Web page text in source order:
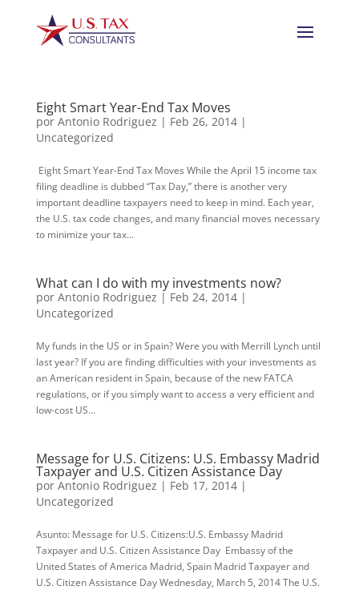
Eight Smart Year-End Tax Moves
por Antonio Rodriguez | Feb 26, 2014|
Uncategorized
Eight Smart Year-End Tax Moves While the April 15 income tax
filing deadline is dubbed “Tax Day,” there is another very
important deadline taxpayers need to keep in mind. Each year,
the U.S. tax code changes, and many financial moves necessary
to minimize your tax...
What can I do with my investments now?
por Antonio Rodriguez | Feb 24, 2014|
Uncategorized
My funds in the US or in Spain? Were you with Merrill Lynch until
last year? If you are finding difficulties with your investments as
an American resident in Spain, because of the new FATCA
regulations, or if you simply want to access a very efficient and
low-cost US...
Message for U.S. Citizens: U.S. Embassy Madrid
Taxpayer and U.S. Citizen Assistance Day
por Antonio Rodriguez | Feb 17, 2014|
Uncategorized
Asunto: Message for U.S. Citizens:U.S. Embassy Madrid
Taxpayer and U.S. Citizen Assistance Day Embassy of the
United States of America Madrid, Spain Madrid Taxpayer and
U.S. Citizen Assistance Day Wednesday, March 5, 2014 The U.S.